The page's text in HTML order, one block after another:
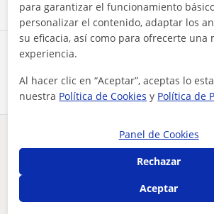
Comparte a este profesor
¿Hay algún error en este perfil?
Tus clases particulares
doy clases particulares para primaria y eso sobre
para garantizar el funcionamiento
personalizar el contenido, adaptar los
su eficacia, así como para ofrecerte una
experiencia.
Al hacer clic en “Aceptar”, aceptas lo
nuestra Política de Cookies y Política de
Panel de Cookies
Rechazar
Aceptar